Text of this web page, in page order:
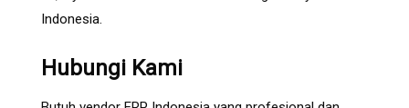
Indonesia.
Hubungi Kami